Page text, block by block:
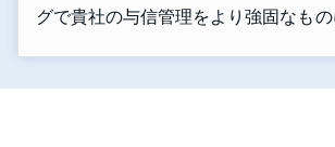
グで貴社の与信管理をより強固なもの